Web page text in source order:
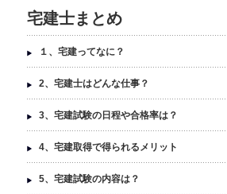
宅建士まとめ
１、宅建ってなに？
2、宅建士はどんな仕事？
3、宅建試験の日程や合格率は？
4、宅建取得で得られるメリット
5、宅建試験の内容は？